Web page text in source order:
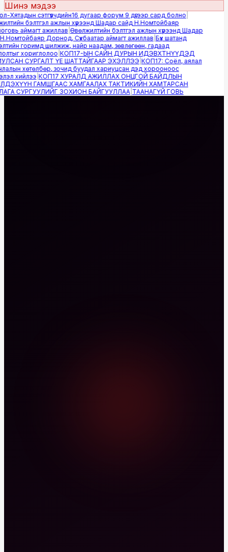
Шинэ мэдээ
сэтгүүлчдийн16 дугаар форум 9 дүгээр сард болно|
бэлтгэл ажлын хүрээнд Шадар сайд Н.Номтойбаяр
аймагт ажиллав|Өвөлжилтийн бэлтгэл ажлын хүрээнд Шадар
Дорнод, Сүхбаатар аймагт ажиллав|Бүх шатанд
горимд шилжиж, найр наадам, зөвлөгөөн, гадаад
хориглолоо|КОП17-ЫН САЙН ДУРЫН ИДЭВХТНҮҮДЭД
СУРГАЛТ ҮЕ ШАТТАЙГААР ЭХЭЛЛЭЭ|КОП17: Соёл, аялал
хөтөлбөр, зочид буудал хариуцсан дэд хорооноос
хийлээ|КОП17 ХУРАЛД АЖИЛЛАХ ОНЦГОЙ БАЙДЛЫН
ГАМШГААС ХАМГААЛАХ ТАКТИКИЙН ХАМТАРСАН
СУРГУУЛИЙГ ЗОХИОН БАЙГУУЛЛАА|ТААНАГҮЙ ГОВЬ